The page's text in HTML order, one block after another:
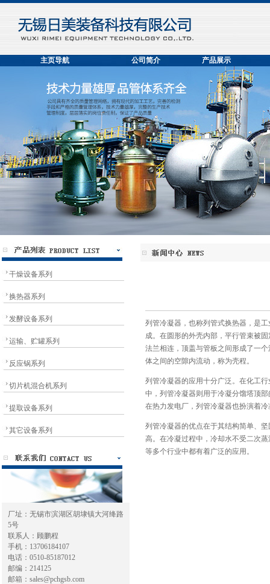
主页导航 公司简介 产品展示
干燥设备系列
换热器系列
发酵设备系列
运输、贮罐系列
反应锅系列
切片机混合机系列
提取设备系列
其它设备系列
厂址：无锡市滨湖区胡埭镇大河绛路
5号
联系人：顾鹏程
手机：13706184107
电话：0510-85187012
邮编：214125
邮箱：sales@pchgsb.com
列管冷凝器，也称列管式换热器，是
成。在圆形的外壳内部，平行管束被
法兰相连，顶盖与管板之间形成了一
体之间的空隙内流动，称为壳程。
列管冷凝器的应用十分广泛。在化工
中，列管冷凝器则用于冷凝分馏塔顶
在热力发电厂，列管冷凝器也扮演着
列管冷凝器的优点在于其结构简单、
高。在冷凝过程中，冷却水不受二次
等多个行业中都有着广泛的应用。